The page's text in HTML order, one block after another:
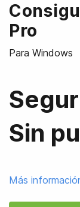
Pro
Para Windows
Sin
Más